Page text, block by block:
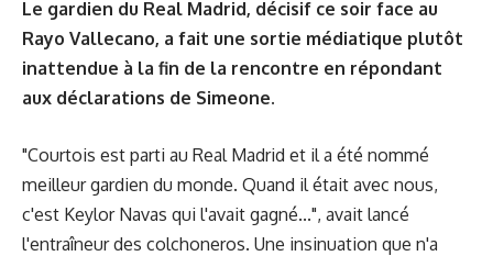
Le gardien du Real Madrid, décisif ce soir face au
Rayo Vallecano, a fait une sortie médiatique plutôt
inattendue à la fin de la rencontre en répondant
aux déclarations de Simeone.
"Courtois est parti au Real Madrid et il a été nommé
meilleur gardien du monde. Quand il était avec nous,
c'est Keylor Navas qui l'avait gagné...", avait lancé
l'entraîneur des colchoneros. Une insinuation que n'a